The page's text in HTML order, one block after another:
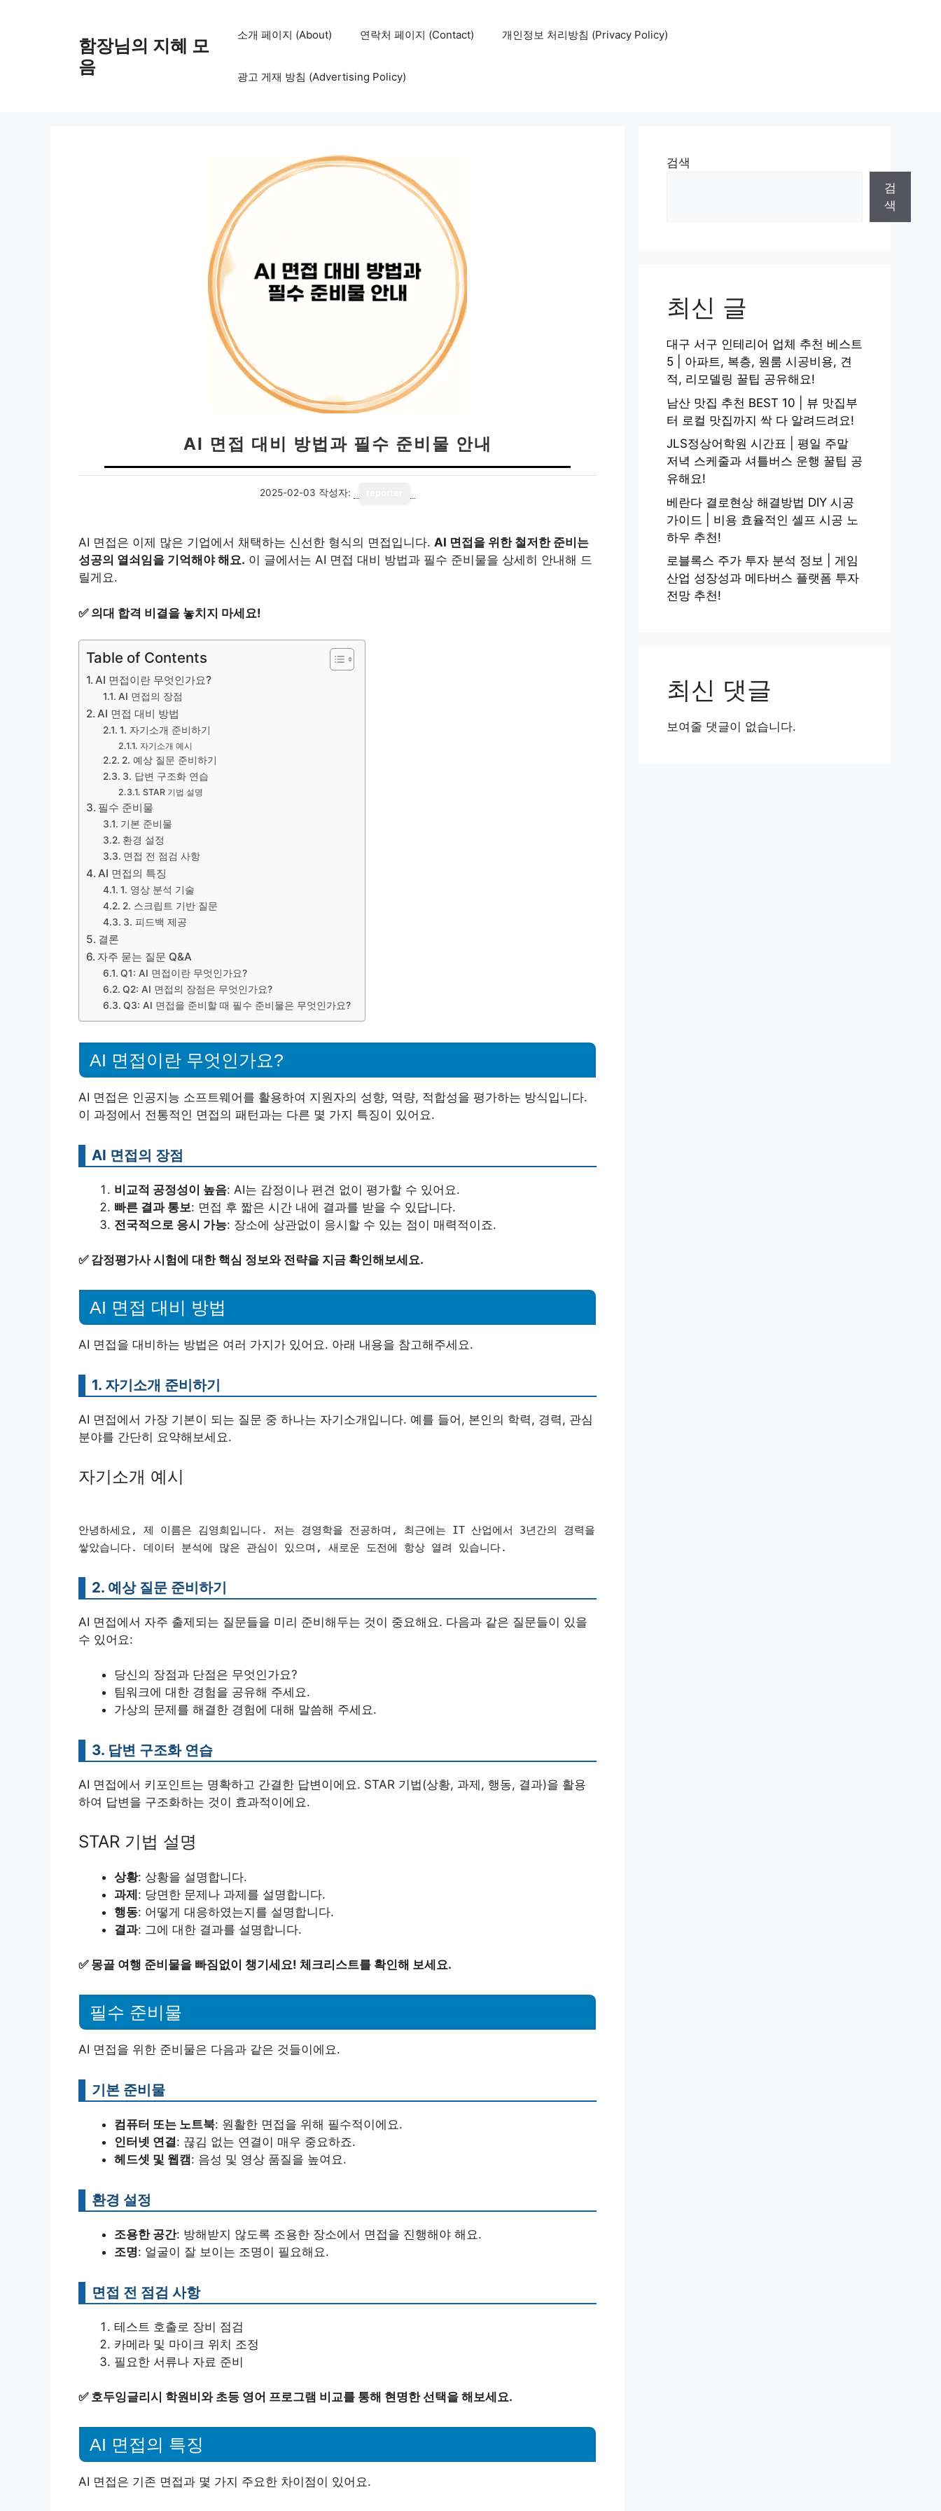
함장님의 지혜 모
음
소개 페이지 (About) 연락처 페이지 (Contact) 개인정보 처리방침 (Privacy Policy)
광고 게재 방침 (Advertising Policy)
AI 면접 대비 방법과 필수 준비물 안내
2025-02-03 작성자:
AI 면접은 이제 많은 기업에서 채택하는 신선한 형식의 면접입니다. AI 면접을 위한 철저한 준비는
성공의 열쇠임을 기억해야 해요. 이 글에서는 AI 면접 대비 방법과 필수 준비물을 상세히 안내해 드
릴게요.
✅ 의대 합격 비결을 놓치지 마세요!
Table of Contents
AI 면접이란 무엇인가요?
AI 면접의 장점
AI 면접 대비 방법
1. 자기소개 준비하기
자기소개 예시
2. 예상 질문 준비하기
3. 답변 구조화 연습
STAR 기법 설명
필수 준비물
기본 준비물
환경 설정
면접 전 점검 사항
AI 면접의 특징
1. 영상 분석 기술
2. 스크립트 기반 질문
3. 피드백 제공
결론
자주 묻는 질문 Q&A
Q1: AI 면접이란 무엇인가요?
Q2: AI 면접의 장점은 무엇인가요?
Q3: AI 면접을 준비할 때 필수 준비물은 무엇인가요?
AI 면접이란 무엇인가요?
AI 면접은 인공지능 소프트웨어를 활용하여 지원자의 성향, 역량, 적합성을 평가하는 방식입니다.
이 과정에서 전통적인 면접의 패턴과는 다른 몇 가지 특징이 있어요.
AI 면접의 장점
비교적 공정성이 높음: AI는 감정이나 편견 없이 평가할 수 있어요.
빠른 결과 통보: 면접 후 짧은 시간 내에 결과를 받을 수 있답니다.
전국적으로 응시 가능: 장소에 상관없이 응시할 수 있는 점이 매력적이죠.
✅ 감정평가사 시험에 대한 핵심 정보와 전략을 지금 확인해보세요.
AI 면접 대비 방법
AI 면접을 대비하는 방법은 여러 가지가 있어요. 아래 내용을 참고해주세요.
1. 자기소개 준비하기
AI 면접에서 가장 기본이 되는 질문 중 하나는 자기소개입니다. 예를 들어, 본인의 학력, 경력, 관심
분야를 간단히 요약해보세요.
자기소개 예시
안녕하세요, 제 이름은 김영희입니다. 저는 경영학을 전공하며, 최근에는 IT 산업에서 3년간의 경력을
쌓았습니다. 데이터 분석에 많은 관심이 있으며, 새로운 도전에 항상 열려 있습니다.
2. 예상 질문 준비하기
AI 면접에서 자주 출제되는 질문들을 미리 준비해두는 것이 중요해요. 다음과 같은 질문들이 있을
수 있어요:
당신의 장점과 단점은 무엇인가요?
팀워크에 대한 경험을 공유해 주세요.
가상의 문제를 해결한 경험에 대해 말씀해 주세요.
3. 답변 구조화 연습
AI 면접에서 키포인트는 명확하고 간결한 답변이에요. STAR 기법(상황, 과제, 행동, 결과)을 활용
하여 답변을 구조화하는 것이 효과적이에요.
STAR 기법 설명
상황: 상황을 설명합니다.
과제: 당면한 문제나 과제를 설명합니다.
행동: 어떻게 대응하였는지를 설명합니다.
결과: 그에 대한 결과를 설명합니다.
✅ 몽골 여행 준비물을 빠짐없이 챙기세요! 체크리스트를 확인해 보세요.
필수 준비물
AI 면접을 위한 준비물은 다음과 같은 것들이에요.
기본 준비물
컴퓨터 또는 노트북: 원활한 면접을 위해 필수적이에요.
인터넷 연결: 끊김 없는 연결이 매우 중요하죠.
헤드셋 및 웹캠: 음성 및 영상 품질을 높여요.
환경 설정
조용한 공간: 방해받지 않도록 조용한 장소에서 면접을 진행해야 해요.
조명: 얼굴이 잘 보이는 조명이 필요해요.
면접 전 점검 사항
테스트 호출로 장비 점검
카메라 및 마이크 위치 조정
필요한 서류나 자료 준비
✅ 호두잉글리시 학원비와 초등 영어 프로그램 비교를 통해 현명한 선택을 해보세요.
AI 면접의 특징
AI 면접은 기존 면접과 몇 가지 주요한 차이점이 있어요.
검색
검
색
최신 글
대구 서구 인테리어 업체 추천 베스트
5 | 아파트, 복층, 원룸 시공비용, 견
적, 리모델링 꿀팁 공유해요!
남산 맛집 추천 BEST 10 | 뷰 맛집부
터 로컬 맛집까지 싹 다 알려드려요!
JLS정상어학원 시간표 | 평일 주말
저녁 스케줄과 셔틀버스 운행 꿀팁 공
유해요!
베란다 결로현상 해결방법 DIY 시공
가이드 | 비용 효율적인 셀프 시공 노
하우 추천!
로블록스 주가 투자 분석 정보 | 게임
산업 성장성과 메타버스 플랫폼 투자
전망 추천!
최신 댓글
보여줄 댓글이 없습니다.